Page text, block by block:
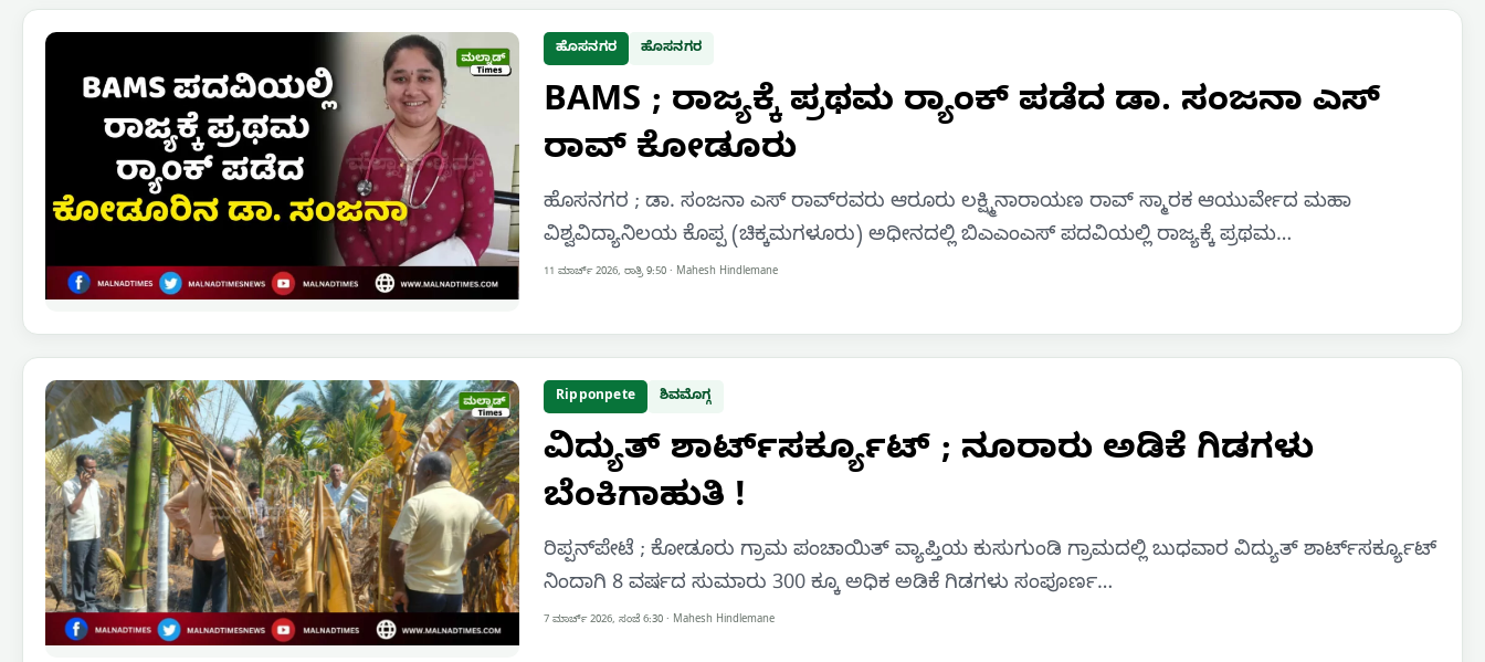
ಹೊಸನಗರ ಹೊಸನಗರ
BAMS ; ರಾಜ್ಯಕ್ಕೆ ಪ್ರಥಮ ರ‍್ಯಾಂಕ್ ಪಡೆದ ಡಾ. ಸಂಜನಾ ಎಸ್
ರಾವ್ ಕೋಡೂರು
ಹೊಸನಗರ ; ಡಾ. ಸಂಜನಾ ಎಸ್ ರಾವ್‌ರವರು ಆರೂರು ಲಕ್ಷ್ಮಿನಾರಾಯಣ ರಾವ್ ಸ್ಮಾರಕ ಆಯುರ್ವೇದ ಮಹಾ
ವಿಶ್ವವಿದ್ಯಾನಿಲಯ ಕೊಪ್ಪ (ಚಿಕ್ಕಮಗಳೂರು) ಅಧೀನದಲ್ಲಿ ಬಿಎಎಂಎಸ್ ಪದವಿಯಲ್ಲಿ ರಾಜ್ಯಕ್ಕೆ ಪ್ರಥಮ…
11 ಮಾರ್ಚ್ 2026, ರಾತ್ರಿ 9:50 · Mahesh Hindlemane
Ripponpete ಶಿವಮೊಗ್ಗ
ವಿದ್ಯುತ್ ಶಾರ್ಟ್‌ಸರ್ಕ್ಯೂಟ್ ; ನೂರಾರು ಅಡಿಕೆ ಗಿಡಗಳು
ಬೆಂಕಿಗಾಹುತಿ !
ರಿಪ್ಪನ್‌ಪೇಟೆ ; ಕೋಡೂರು ಗ್ರಾಮ ಪಂಚಾಯಿತ್ ವ್ಯಾಪ್ತಿಯ ಕುಸುಗುಂಡಿ ಗ್ರಾಮದಲ್ಲಿ ಬುಧವಾರ ವಿದ್ಯುತ್ ಶಾರ್ಟ್‌ಸರ್ಕ್ಯೂಟ್
ನಿಂದಾಗಿ 8 ವರ್ಷದ ಸುಮಾರು 300 ಕ್ಕೂ ಅಧಿಕ ಅಡಿಕೆ ಗಿಡಗಳು ಸಂಪೂರ್ಣ…
7 ಮಾರ್ಚ್ 2026, ಸಂಜೆ 6:30 · Mahesh Hindlemane